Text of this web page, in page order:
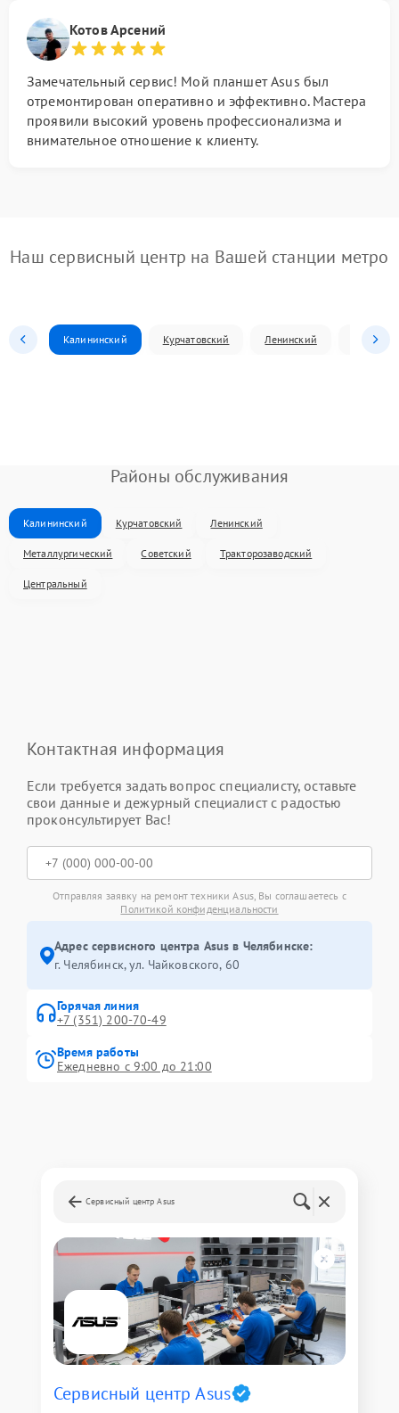
Котов Арсений
Замечательный сервис! Мой планшет Asus был
отремонтирован оперативно и эффективно. Мастера
проявили высокий уровень профессионализма и
внимательное отношение к клиенту.
Наш сервисный центр на Вашей станции метро
Калининский Курчатовский Ленинский
Районы обслуживания
Калининский Курчатовский Ленинский
Металлургический Советский Тракторозаводский
Центральный
Контактная информация
Если требуется задать вопрос специалисту, оставьте
свои данные и дежурный специалист с радостью
проконсультирует Вас!
Отправляя заявку на ремонт техники Asus, Вы соглашаетесь с
Политикой конфиденциальности
Адрес сервисного центра Asus в Челябинске:
г. Челябинск, ул. Чайковского, 60
Горячая линия
+7 (351) 200-70-49
Время работы
Ежедневно с 9:00 до 21:00
Сервисный центр Asus
Сервисный центр Asus